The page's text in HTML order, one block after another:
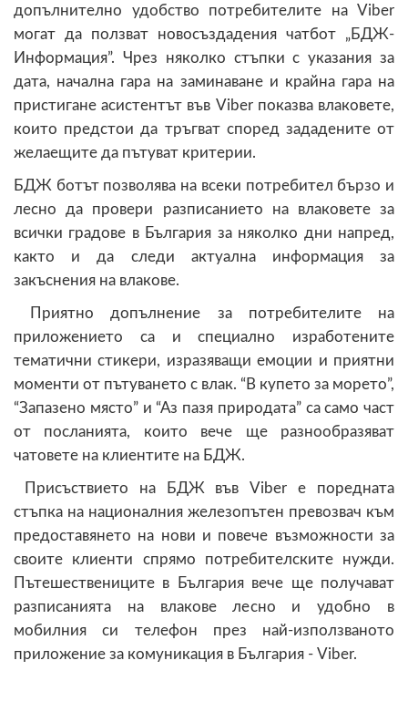
допълнително удобство потребителите на Viber
могат да ползват новосъздадения чатбот „БДЖ-
Информация”. Чрез няколко стъпки с указания за
дата, начална гара на заминаване и крайна гара на
пристигане асистентът във Viber показва влаковете,
които предстои да тръгват според зададените от
желаещите да пътуват критерии.
БДЖ ботът позволява на всеки потребител бързо и
лесно да провери разписанието на влаковете за
всички градове в България за няколко дни напред,
както и да следи актуална информация за
закъснения на влакове.
Приятно допълнение за потребителите на
приложението са и специално изработените
тематични стикери, изразяващи емоции и приятни
моменти от пътуването с влак. “В купето за морето”,
“Запазено място” и “Аз пазя природата” са само част
от посланията, които вече ще разнообразяват
чатовете на клиентите на БДЖ.
Присъствието на БДЖ във Viber е поредната
стъпка на националния железопътен превозвач към
предоставянето на нови и повече възможности за
своите клиенти спрямо потребителските нужди.
Пътешествениците в България вече ще получават
разписанията на влакове лесно и удобно в
мобилния си телефон през най-използваното
приложение за комуникация в България - Viber.